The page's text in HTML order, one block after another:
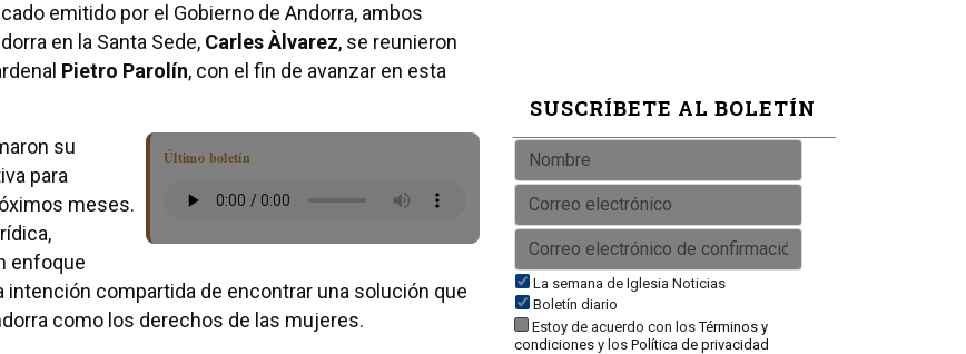
emitido por el Gobierno de Andorra, ambos
en la Santa Sede, Carles Àlvarez, se reunieron
Pietro Parolín, con el fin de avanzar en esta
Último boletín
su
para
meses.
enfoque
compartida de encontrar una solución que
como los derechos de las mujeres.
SUSCRÍBETE AL BOLETÍN
La semana de Iglesia Noticias
Boletín diario
Estoy de acuerdo con losTérminos y
condiciones y los Política de privacidad